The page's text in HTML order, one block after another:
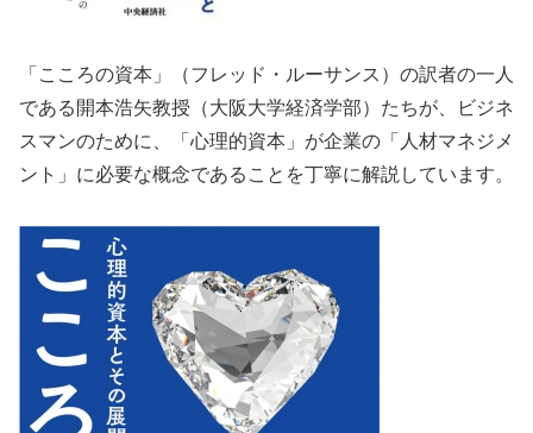
「こころの資本」（フレッド・ルーサンス）の訳者の一人
である開本浩矢教授（大阪大学経済学部）たちが、ビジネ
スマンのために、「心理的資本」が企業の「人材マネジメ
ント」に必要な概念であることを丁寧に解説しています。